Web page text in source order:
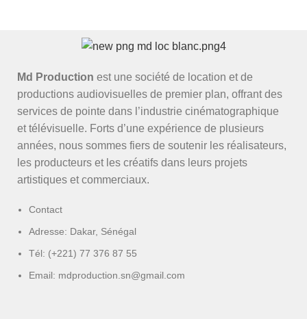
Md Production est une société de location et de
productions audiovisuelles de premier plan, offrant des
services de pointe dans l’industrie cinématographique
et télévisuelle. Forts d’une expérience de plusieurs
années, nous sommes fiers de soutenir les réalisateurs,
les producteurs et les créatifs dans leurs projets
artistiques et commerciaux.
Contact
Adresse: Dakar, Sénégal
Tél: (+221) 77 376 87 55
Email: mdproduction.sn@gmail.com